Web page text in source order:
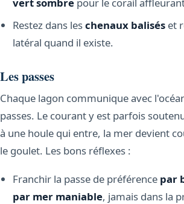
Restez dans leschenaux baliséset
latéral quand il existe.
Les passes
Chaque lagon communique avec
passes. Le courant y est parfois
à une houle qui entre, la mer devient
le goulet. Les bons réflexes :
Franchir la passe de préférence par
par mer maniable, jamais dans la